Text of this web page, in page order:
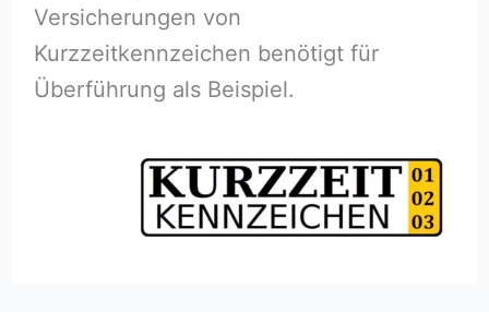
Versicherungen von
Kurzzeitkennzeichen benötigt für
Überführung als Beispiel.